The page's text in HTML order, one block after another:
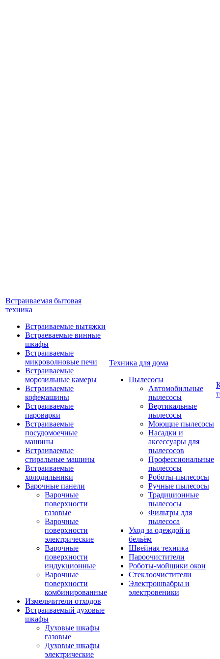
Встраиваемая бытовая
техника
Встраиваемые вытяжки
Встраеваемые винные
шкафы
Встраиваемые
микроволновые печи
Встраиваемые
морозильные камеры
Встраиваемые
кофемашины
Встраиваемые
пароварки
Встраиваемые
посудомоечные
машины
Встраиваемые
стиральные машины
Встраиваемые
холодильники
Варочные панели
Варочные
поверхности
газовые
Варочные
поверхности
электрические
Варочные
поверхности
индукционные
Варочные
поверхности
комбинированные
Измельчители отходов
Встраиваемый духовые
шкафы
Духовые шкафы
газовые
Духовые шкафы
электрические
Техника для дома
Пылесосы
Автомобильные
пылесосы
Вертикальные
пылесосы
Моющие пылесосы
Насадки и
аксессуары для
пылесосов
Профессиональные
пылесосы
Роботы-пылесосы
Ручные пылесосы
Традиционные
пылесосы
Фильтры для
пылесоса
Уход за одеждой и
бельём
Швейная техника
Пароочистители
Роботы-мойщики окон
Стеклоочистители
Электрошвабры и
электровеники